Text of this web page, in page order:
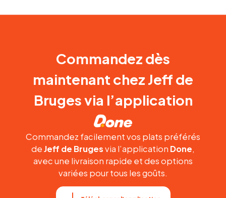
Commandez dès
maintenant chez Jeff de
Bruges via l’application
Commandez facilement vos plats préférés
deJeff de Brugesvia l’application Done,
avec une livraison rapide et des options
variées pour tous les goûts.